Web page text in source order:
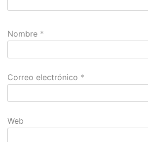
Nombre *
Correo electrónico *
Web